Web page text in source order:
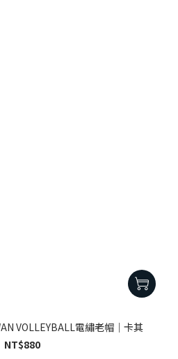
VOLLEYBALL電繡老帽｜卡其
NT$880